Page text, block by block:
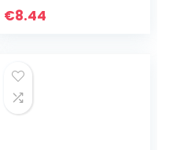
€8.44